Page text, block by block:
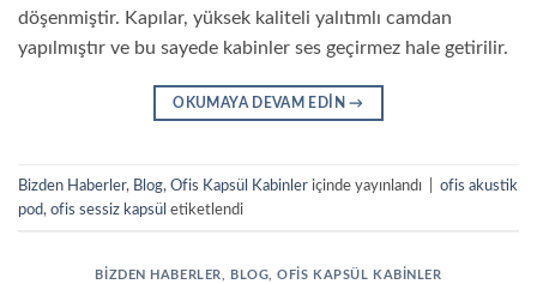
döşenmiştir. Kapılar, yüksek kaliteli yalıtımlı camdan
yapılmıştır ve bu sayede kabinler ses geçirmez hale getirilir.
OKUMAYA DEVAM EDIN→
Bizden Haberler, Blog, Ofis Kapsül Kabinler içinde yayınlandı
ofis akustik
pod, ofis sessiz kapsül etiketlendi
BIZDEN HABERLER, BLOG,OFIS KAPSÜL KABINLER